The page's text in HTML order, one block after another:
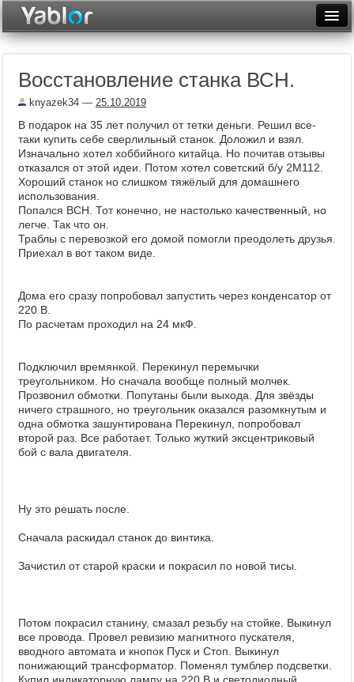
Неделя
Рейтинги
Архив
Видеотоп
Восстановление станка ВСН.
knyazek34 — 25.10.2019
В подарок на 35 лет получил от тетки деньги. Решил все-
таки купить себе сверлильный станок. Доложил и взял.
Изначально хотел хоббийного китайца. Но почитав отзывы
отказался от этой идеи. Потом хотел советский б/у 2М112.
Хороший станок но слишком тяжёлый для домашнего
использования.
Попался ВСН. Тот конечно, не настолько качественный, но
легче. Так что он.
Траблы с перевозкой его домой помогли преодолеть друзья.
Приехал в вот таком виде.
Дома его сразу попробовал запустить через конденсатор от
220 В.
По расчетам проходил на 24 мкФ.
Подключил времянкой. Перекинул перемычки
треугольником. Но сначала вообще полный молчек.
Прозвонил обмотки. Попутаны были выхода. Для звёзды
ничего страшного, но треугольник оказался разомкнутым и
одна обмотка зашунтирована Перекинул, попробовал
второй раз. Все работает. Только жуткий эксцентриковый
бой с вала двигателя.
Ну это решать после.
Сначала раскидал станок до винтика.
Зачистил от старой краски и покрасил по новой тисы.
Потом покрасил станину, смазал резьбу на стойке. Выкинул
все провода. Провел ревизию магнитного пускателя,
вводного автомата и кнопок Пуск и Стоп. Выкинул
понижающий трансформатор. Поменял тумблер подсветки.